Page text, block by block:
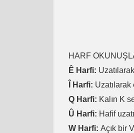
HARF
Ê Harfi:
Î Harfi:
Q Harfi: Kalın K
Û Harfi: Hafif
W Harfi: Açık bir